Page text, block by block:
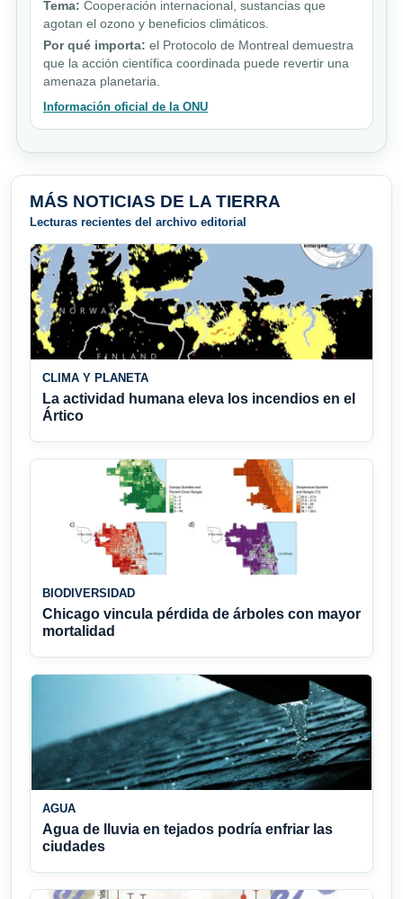
Tema: Cooperación internacional, sustancias que
agotan el ozono y beneficios climáticos.
Por qué importa: el Protocolo de Montreal demuestra
que la acción científica coordinada puede revertir una
amenaza planetaria.
Información oficial de la ONU
MÁS NOTICIAS DE LA TIERRA
Lecturas recientes del archivo editorial
CLIMA Y PLANETA
La actividad humana eleva los incendios en el
Ártico
BIODIVERSIDAD
Chicago vincula pérdida de árboles con mayor
mortalidad
AGUA
Agua de lluvia en tejados podría enfriar las
ciudades